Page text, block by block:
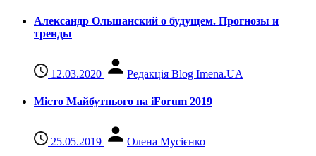
Александр Ольшанский о будущем. Прогнозы и
тренды
12.03.2020 Редакція Blog Imena.UA
Місто Майбутнього на iForum 2019
25.05.2019 Олена Мусієнко